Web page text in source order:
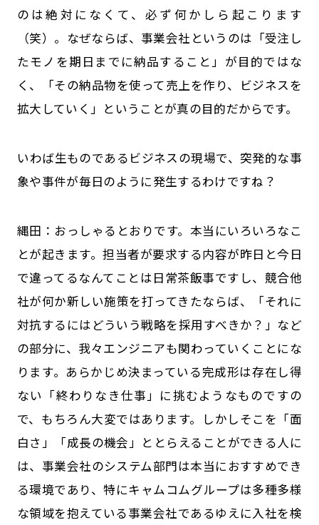
のは絶対になくて、必ず何かしら起こります
（笑）。なぜならば、事業会社というのは「受注し
たモノを期日までに納品すること」が目的ではな
く、「その納品物を使って売上を作り、ビジネスを
拡大していく」ということが真の目的だからです。
――いわば生ものであるビジネスの現場で、突発的な事
象や事件が毎日のように発生するわけですね？
縄田：おっしゃるとおりです。本当にいろいろなこ
とが起きます。担当者が要求する内容が昨日と今日
で違ってるなんてことは日常茶飯事ですし、競合他
社が何か新しい施策を打ってきたならば、「それに
対抗するにはどういう戦略を採用すべきか？」など
の部分に、我々エンジニアも関わっていくことにな
ります。あらかじめ決まっている完成形は存在し得
ない「終わりなき仕事」に挑むようなものですの
で、もちろん大変ではあります。しかしそこを「面
白さ」「成長の機会」ととらえることができる人に
は、事業会社のシステム部門は本当におすすめでき
る環境であり、特にキャムコムグループは多種多様
な領域を抱えている事業会社であるゆえに入社を検